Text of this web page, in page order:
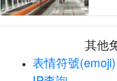
其他
表情符號(emoji)